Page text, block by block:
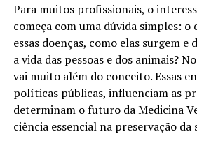
Para muitos profissionais, o
começa com uma dúvida simples: o
essas doenças, como elas surgem
a vida das pessoas e dos animais?
vai muito além do conceito. Essas
políticas públicas, influenciam as
determinam o futuro da Medicina
ciência essencial na preservação da